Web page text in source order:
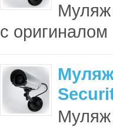
Муляж
с
Муляж